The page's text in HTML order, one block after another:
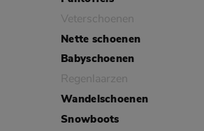
Veterschoenen
Nette schoenen
Babyschoenen
Regenlaarzen
Wandelschoenen
Snowboots